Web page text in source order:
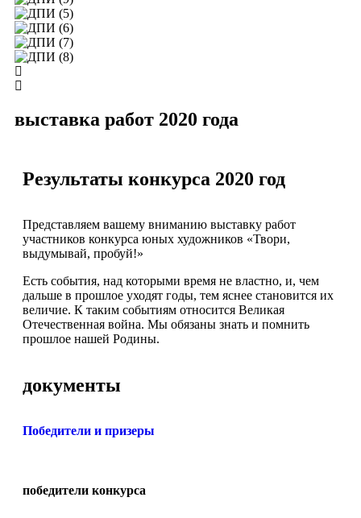
выставка работ 2020 года
Результаты конкурса 2020 год
Представляем вашему вниманию выставку работ
участников конкурса юных художников «Твори,
выдумывай, пробуй!»
Есть события, над которыми время не властно, и, чем
дальше в прошлое уходят годы, тем яснее становится их
величие. К таким событиям относится Великая
Отечественная война. Мы обязаны знать и помнить
прошлое нашей Родины.
документы
Победители и призеры
победители конкурса